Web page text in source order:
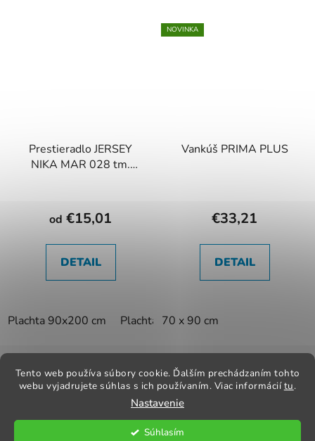
Tento web používa súbory cookie. Ďalším prechádzaním tohto
webu vyjadrujete súhlas s ich používaním. Viac informáciítu.
Nastavenie
Súhlasím
Prestieradlo JERSEY
NIKA MAR 028 tm.
od €15,01
DETAIL
Plachta 90x200 cm Plachta 180x200 cm
NOVINKA
Vankúš PRIMA PLUS
€33,21
DETAIL
70 x 90 cm
Z
Kontakt Obchodné podmienky
Odstúpenie od zmluvy
Reklamačný poriadok Obchodné podmienky